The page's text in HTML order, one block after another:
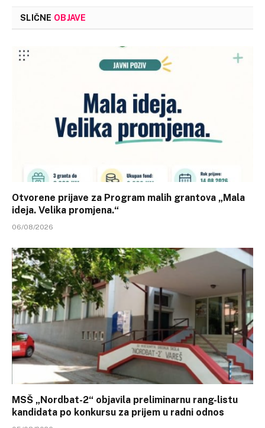
SLIČNE OBJAVE
Otvorene prijave za Program malih grantova „Mala
ideja. Velika promjena.“
06/08/2026
MSŠ „Nordbat-2“ objavila preliminarnu rang-listu
kandidata po konkursu za prijem u radni odnos